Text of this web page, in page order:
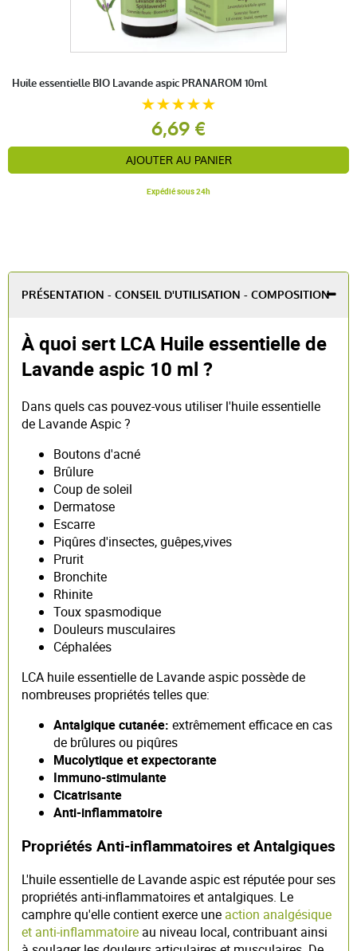
Huile essentielle BIO Lavande aspic PRANAROM 10ml
6,69 €
AJOUTER AU PANIER
Expédié sous 24h
PRÉSENTATION - CONSEIL D'UTILISATION - COMPOSITION
À quoi sert LCA Huile essentielle de
Lavande aspic 10 ml ?
Dans quels cas pouvez-vous utiliser l'huile essentielle
de Lavande Aspic ?
Boutons d'acné
Brûlure
Coup de soleil
Dermatose
Escarre
Piqûres d'insectes, guêpes,vives
Prurit
Bronchite
Rhinite
Toux spasmodique
Douleurs musculaires
Céphalées
LCA huile essentielle de Lavande aspic possède de
nombreuses propriétés telles que:
Antalgique cutanée: extrêmement efficace en cas
de brûlures ou piqûres
Mucolytique et expectorante
Immuno-stimulante
Cicatrisante
Anti-inflammatoire
Propriétés Anti-inflammatoires et Antalgiques
L'huile essentielle de Lavande aspic est réputée pour ses
propriétés anti-inflammatoires et antalgiques. Le
camphre qu'elle contient exerce une action analgésique
et anti-inflammatoire au niveau local, contribuant ainsi